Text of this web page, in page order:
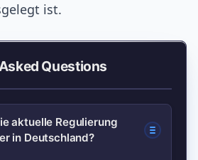
ist.
Questions
aktuelle Regulierung
in Deutschland?